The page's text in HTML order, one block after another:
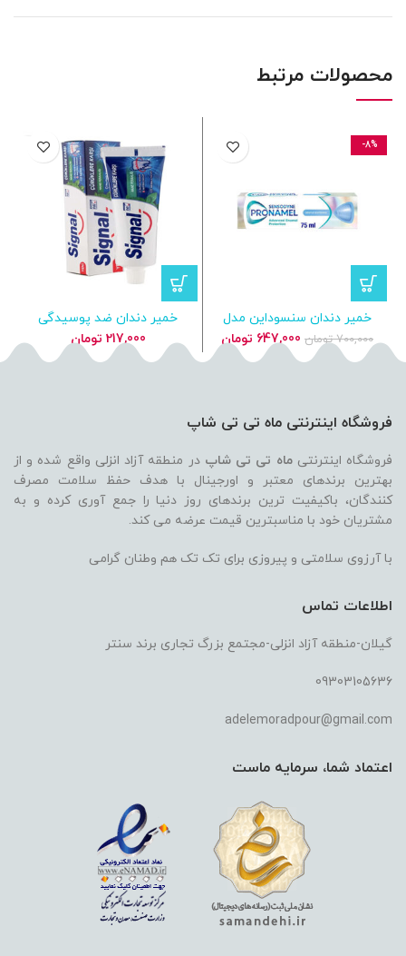
محصولات مرتبط
-8%
خمیر دندان سنسوداین مدل
Pronamel Gentle Whitening
700,000 تومان قیمت
اصلی
647,000 تومان
فعلی
خمیر دندان ضد پوسیدگی
سیگنال اورجینال 100 میل
217,000 تومان
فروشگاه اینترنتی ماه تی تی شاپ
فروشگاه اینترنتیماه تی تی شاپ در منطقه آزاد انزلی واقع شده و از
بهترین برندهای معتبر و اورجینال با هدف حفظ سلامت مصرف
کنندگان، باکیفیت ترین برندهای روز دنیا را جمع آوری کرده و به
مشتریان خود با مناسبترین قیمت عرضه می کند.
با آرزوی سلامتی و پیروزی برای تک تک هم وطنان گرامی
اطلاعات تماس
گیلان-منطقه آزاد انزلی-مجتمع بزرگ تجاری برند سنتر
09303105636
adelemoradpour@gmail.com
اعتماد شما، سرمایه ماست